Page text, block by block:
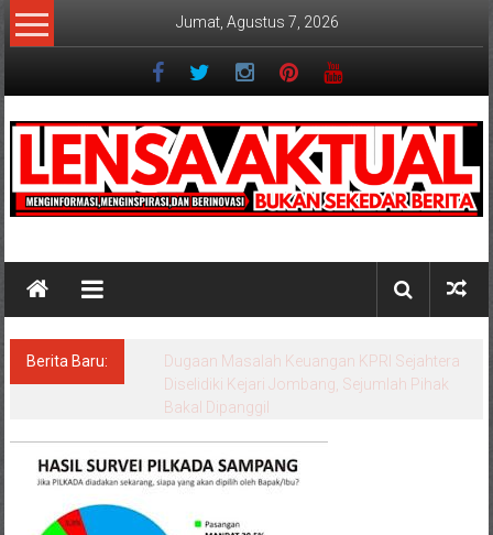
Lompat
ke
Jumat, Agustus 7, 2026
Berita Baru:
Program Kampung Nelayan Merah Putih
Masuk Lamongan, Paciran & Brondong Jadi
Pusat Ekonomi Pesisir